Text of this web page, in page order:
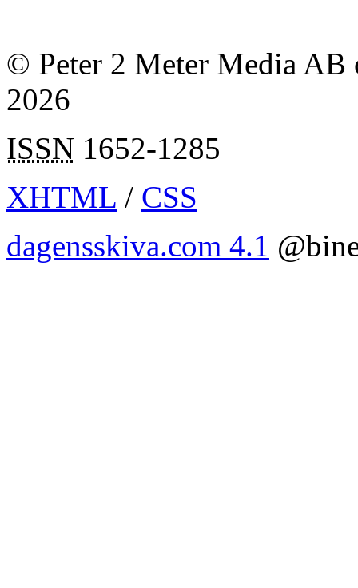
© Peter 2 Meter Media AB
2026
ISSN 1652-1285
XHTML / CSS
dagensskiva.com 4.1